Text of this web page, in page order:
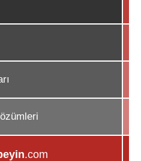
.com